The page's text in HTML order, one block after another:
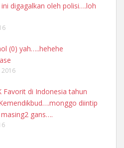
digagalkan oleh polisi….loh
(0) yah…..hehehe
2016
Favorit di Indonesia tahun
diintip
gans….